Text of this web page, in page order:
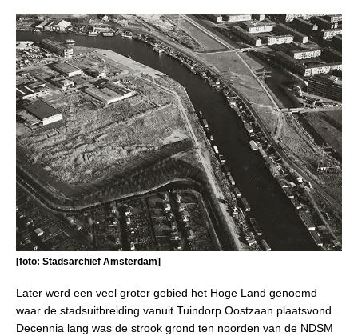
[foto: Stadsarchief Amsterdam]
Later werd een veel groter gebied het Hoge Land genoemd
waar de stadsuitbreiding vanuit Tuindorp Oostzaan plaatsvond.
Decennia lang was de strook grond ten noorden van de NDSM